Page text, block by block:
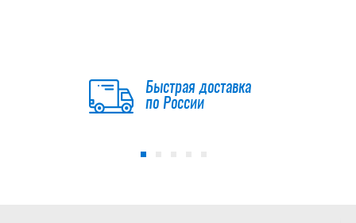
Клюшка хоккейная
WARRIOR COVERT
Быстрая доставка
по России